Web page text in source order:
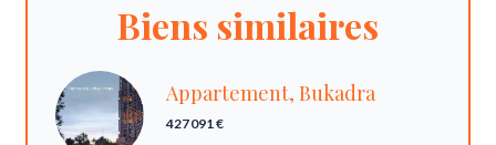
Biens similaires
Appartement, Bukadra
427 091 €